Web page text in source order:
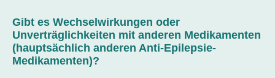
Gibt es Wechselwirkungen oder
Unverträglichkeiten mit anderen Medikamenten
(hauptsächlich anderen Anti-Epilepsie-
Medikamenten)?